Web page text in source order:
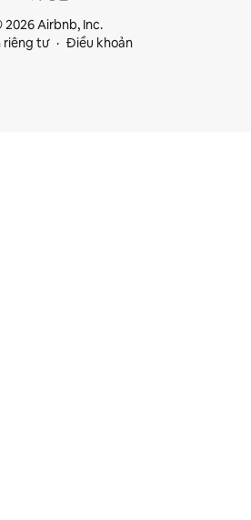
2026 Airbnb, Inc.
riêng tư
Điều khoản